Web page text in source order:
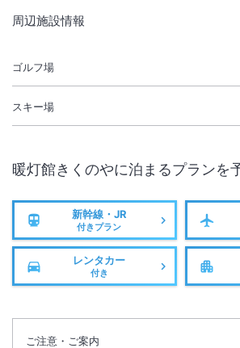
周辺施設情報
ゴルフ場
スキー場
暖灯館きくのやに泊まるプランを
新幹線・JR
付きプラン
レンタカー
付き
ご注意・ご案内